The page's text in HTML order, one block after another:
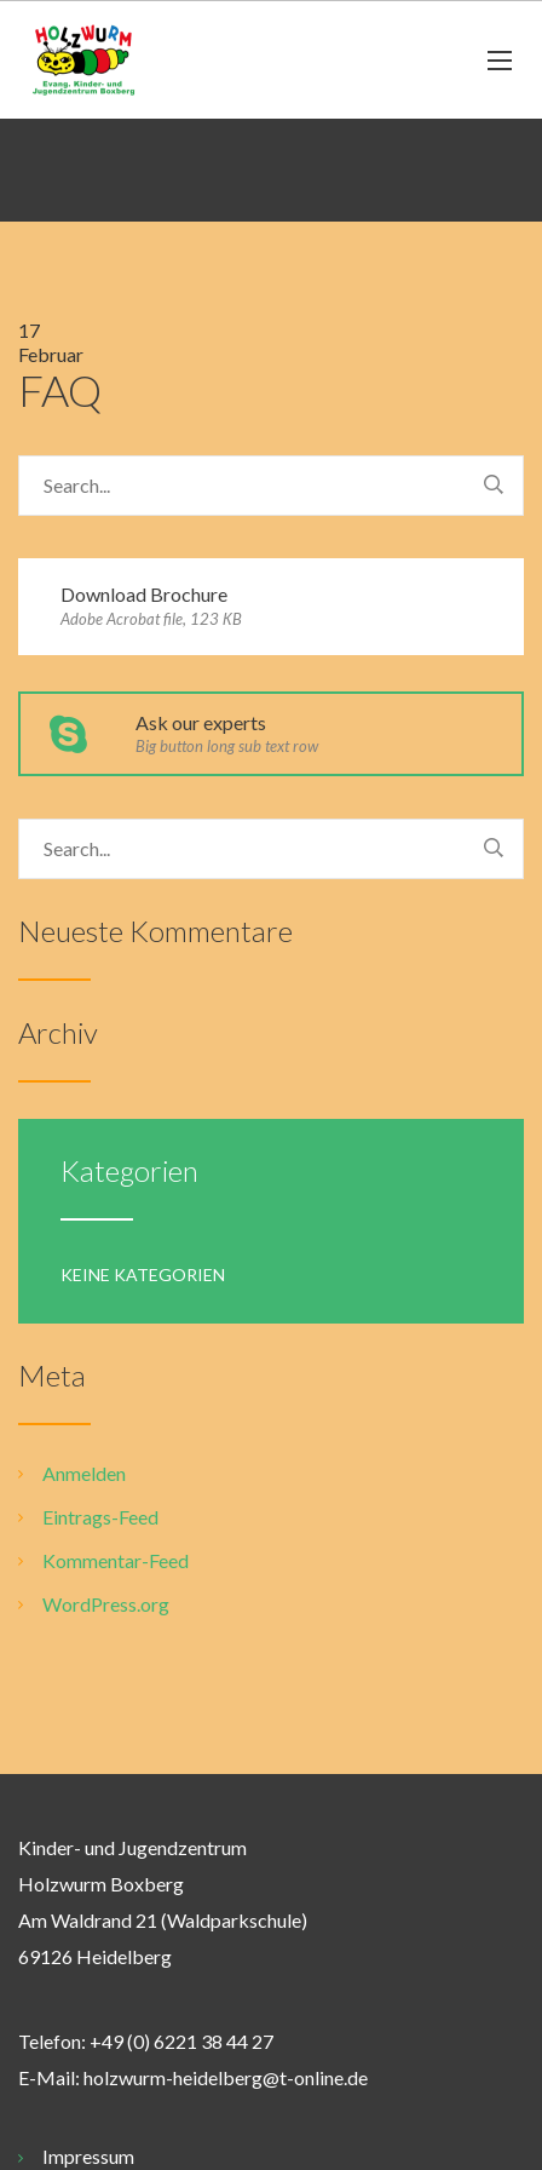
17
Februar
FAQ
Download Brochure
Adobe Acrobat file, 123 КB
Ask our experts
Big button long sub text row
Neueste Kommentare
Archiv
Kategorien
KEINE KATEGORIEN
Meta
Anmelden
Eintrags-Feed
Kommentar-Feed
WordPress.org
Kinder- und Jugendzentrum
Holzwurm Boxberg
Am Waldrand 21 (Waldparkschule)
69126 Heidelberg
Telefon: +49 (0) 6221 38 44 27
E-Mail: holzwurm-heidelberg@t-online.de
Impressum